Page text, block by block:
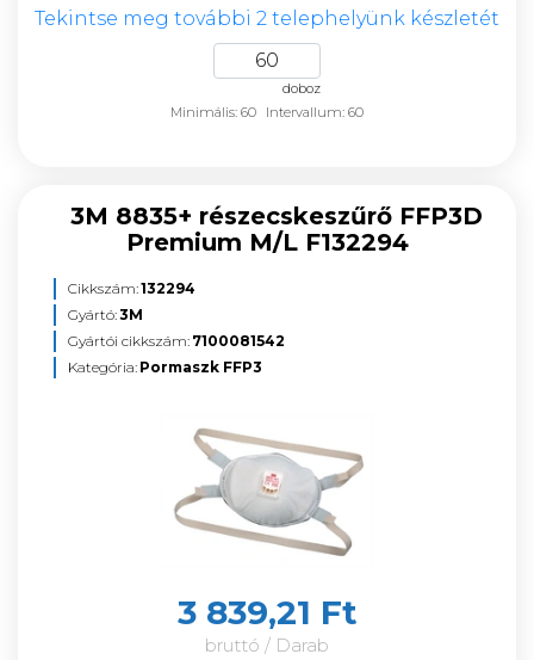
Tekintse meg további 2 telephelyünk készletét
doboz
Minimális: 60
Intervallum: 60
3M 8835+ részecskeszűrő FFP3D
Premium M/L F132294
Cikkszám:132294
Gyártó:3M
Gyártói cikkszám: 7100081542
Kategória: Pormaszk FFP3
3 839,21 Ft
bruttó / Darab